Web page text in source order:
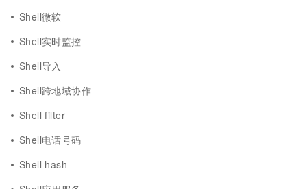
Shell微软
Shell实时监控
Shell导入
Shell跨地域协作
Shell filter
Shell电话号码
Shell hash